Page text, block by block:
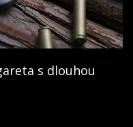
s dlouhou